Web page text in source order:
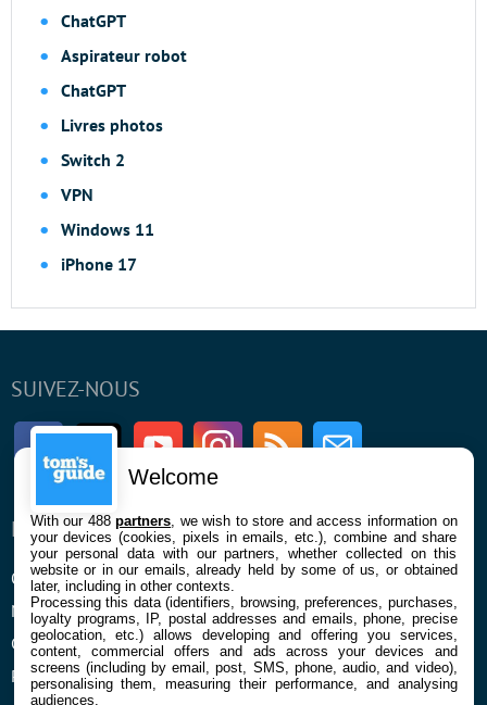
ChatGPT
Aspirateur robot
ChatGPT
Livres photos
Switch 2
VPN
Windows 11
iPhone 17
SUIVEZ-NOUS
FacebookTwitter Youtube InstagramRSS Newsletter
ENTREPRISE
Qui sommes nous
Mentions légales et CGU
Confidentialité et Cookies
Préférences cookies
À PROPOS
La rédaction
Contact
Welcome
With our 488partners , we wish to store and access information on
your devices (cookies, pixels in emails, etc.), combine and share
your personal data with our partners, whether collected on this
website or in our emails, already held by some of us, or obtained
later, including in other contexts.
Processing this data (identifiers, browsing, preferences, purchases,
loyalty programs, IP, postal addresses and emails, phone, precise
geolocation, etc.) allows developing and offering you services,
content, commercial offers and ads across your devices and
screens (including by email, post, SMS, phone, audio, and video),
personalising them, measuring their performance, and analysing
audiences.